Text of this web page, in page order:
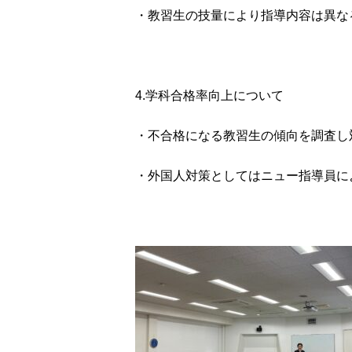
・教習生の技量により指導内容は異な
4.学科合格率向上について
・不合格になる教習生の傾向を調査
・外国人対策としてはニュー指導員